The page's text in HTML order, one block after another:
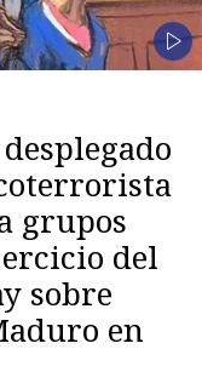
grupos
del
sobre
en